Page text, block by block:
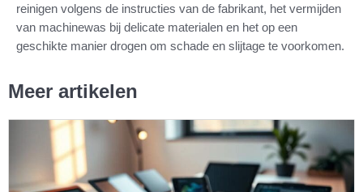
reinigen volgens de instructies van de fabrikant, het vermijden
van machinewas bij delicate materialen en het op een
geschikte manier drogen om schade en slijtage te voorkomen.
Meer artikelen